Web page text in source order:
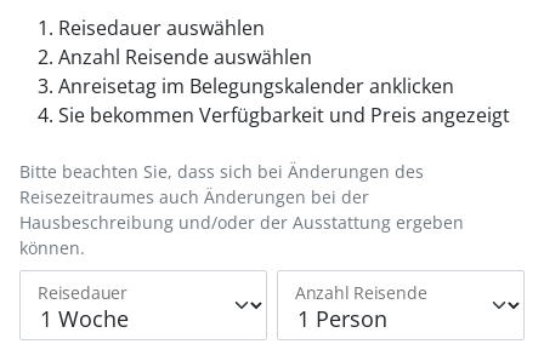
Reisedauer auswählen
Anzahl Reisende auswählen
Anreisetag im Belegungskalender anklicken
Sie bekommen Verfügbarkeit und Preis angezeigt
Reisedauer Anzahl Reisende
Bitte beachten Sie, dass sich bei Änderungen des
Reisezeitraumes auch Änderungen bei der
Hausbeschreibung und/oder der Ausstattung ergeben
können.